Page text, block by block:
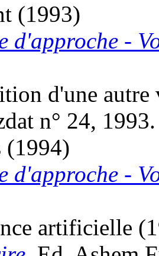
(1993)
d'approche -
d'une autre
n° 24, 1993.
(1994)
d'approche -
artificielle